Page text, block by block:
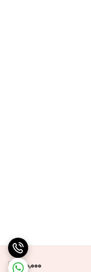
810,000